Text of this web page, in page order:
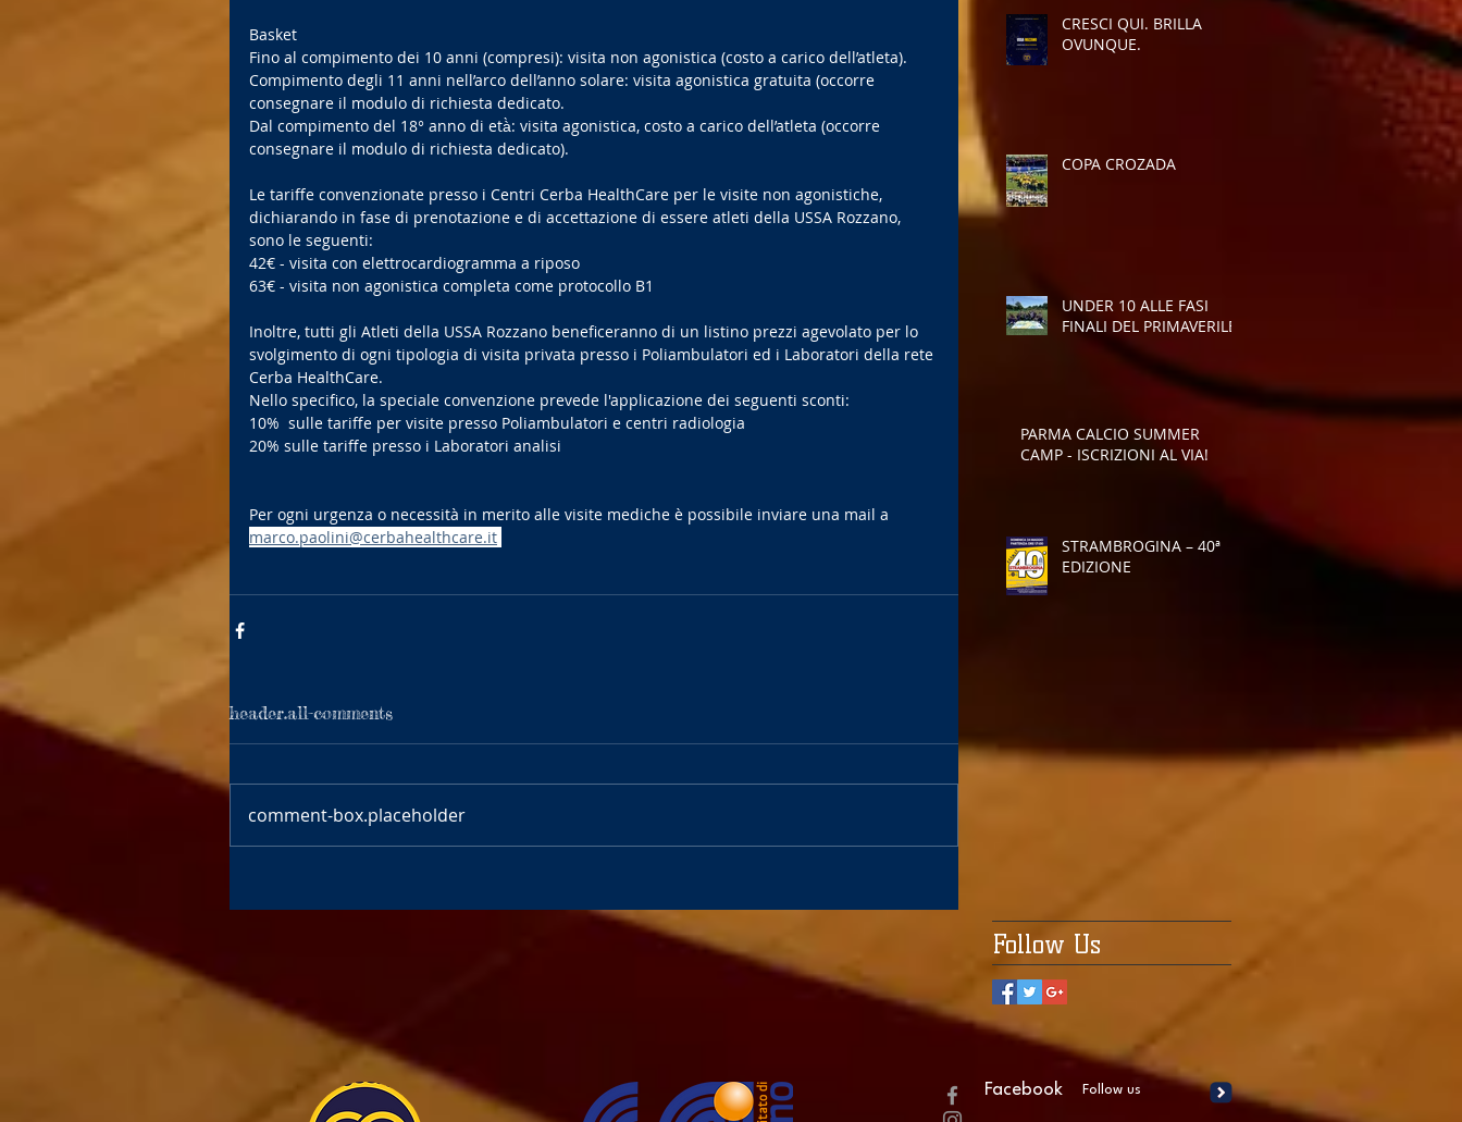
Basket
Fino al compimento dei 10 anni (compresi): visita non agonistica (costo a carico dell’atleta).
Compimento degli 11 anni nell’arco dell’anno solare: visita agonistica gratuita (occorre
consegnare il modulo di richiesta dedicato.
Dal compimento del 18° anno di età̀: visita agonistica, costo a carico dell’atleta (occorre
consegnare il modulo di richiesta dedicato).
Le tariffe convenzionate presso i Centri Cerba HealthCare per le visite non agonistiche,
dichiarando in fase di prenotazione e di accettazione di essere atleti della USSA Rozzano,
sono le seguenti:
42€ - visita con elettrocardiogramma a riposo
63€ - visita non agonistica completa come protocollo B1
Inoltre, tutti gli Atleti della USSA Rozzano beneficeranno di un listino prezzi agevolato per lo
svolgimento di ogni tipologia di visita privata presso i Poliambulatori ed i Laboratori della rete
Cerba HealthCare.
Nello specifico, la speciale convenzione prevede l'applicazione dei seguenti sconti:
10%  sulle tariffe per visite presso Poliambulatori e centri radiologia
20% sulle tariffe presso i Laboratori analisi
Per ogni urgenza o necessità in merito alle visite mediche è possibile inviare una mail a
marco.paolini@cerbahealthcare.it
header.all-comments
comment-box.placeholder
CRESCI QUI. BRILLA
OVUNQUE.
COPA CROZADA
UNDER 10 ALLE FASI
FINALI DEL PRIMAVERILE
PARMA CALCIO SUMMER
CAMP - ISCRIZIONI AL VIA!
STRAMBROGINA – 40ª
EDIZIONE
Follow Us
Facebook Follow us